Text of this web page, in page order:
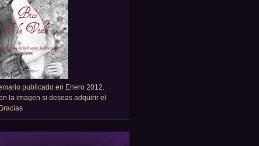
publicado en Enero 2012.
la imagen si deseas adquirir el